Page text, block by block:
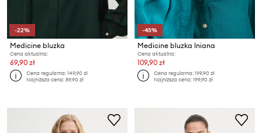
-22%
Medicine bluzka
Cena aktualna:
69,90 zł
Cena regularna:149,90 zł
Najniższa cena:89,90 zł
-45%
Medicine bluzka lniana
Cena aktualna:
109,90 zł
Cena regularna:199,90 zł
Najniższa cena:199,90 zł